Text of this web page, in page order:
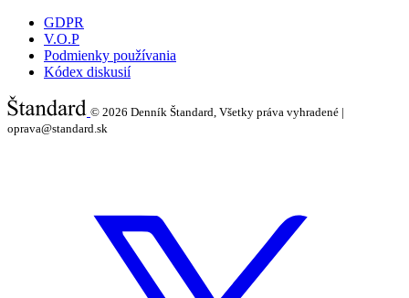
GDPR
V.O.P
Podmienky používania
Kódex diskusií
© 2026 Denník Štandard, Všetky práva vyhradené |
oprava@standard.sk